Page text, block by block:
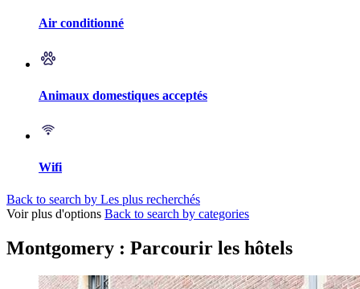
Air conditionné
Animaux domestiques acceptés
Wifi
Back to search by Les plus recherchés
Voir plus d'options Back to search by categories
Montgomery : Parcourir les hôtels